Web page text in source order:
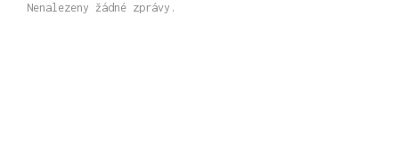
Nenalezeny žádné zprávy.